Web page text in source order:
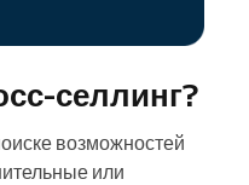
селлинг?
возможностей
или